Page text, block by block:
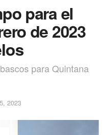
para el
de 2023
para Quintana
2023